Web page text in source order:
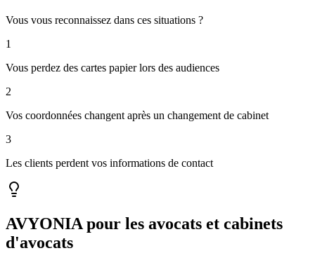
Vous vous reconnaissez dans ces situations ?
1
Vous perdez des cartes papier lors des audiences
2
Vos coordonnées changent après un changement de cabinet
3
Les clients perdent vos informations de contact
AVYONIA pour les avocats et cabinets
d'avocats